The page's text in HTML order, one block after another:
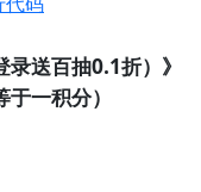
录送百抽0.1折）》
一积分）